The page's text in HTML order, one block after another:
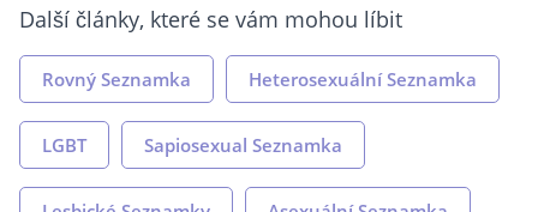
Další články, které se vám mohou líbit
Rovný Seznamka Heterosexuální Seznamka
LGBT Sapiosexual Seznamka